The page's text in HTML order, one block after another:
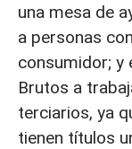
una mesa de
a personas
consumidor; y
Brutos a
terciarios, ya
tienen títulos